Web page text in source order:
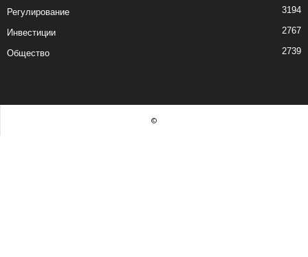
Регулирование 3194
Инвестиции 2767
Общество 2739
©